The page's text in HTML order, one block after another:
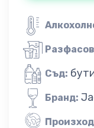
Съд:
Бранд: